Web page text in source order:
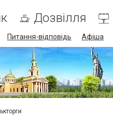
Дозвілля
Питання-відповідь Афіша